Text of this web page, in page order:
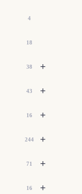
4
18
+
38
+
43
+
16
+
244
+
71
+
16